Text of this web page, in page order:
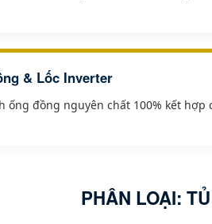
& Lốc Inverter
ống đồng nguyên chất 100% kết
PHÂN LOẠI: